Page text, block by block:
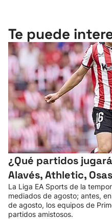
Te puede
¿Qué partidos
Alavés, Athletic,
La Liga EA Sports de la
mediados de agosto; antes,
de agosto, los equipos de
partidos amistosos.